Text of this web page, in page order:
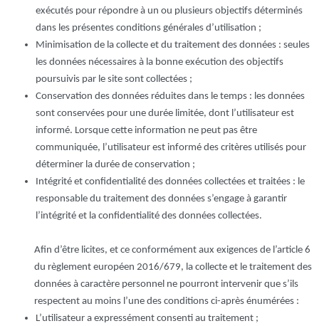
exécutés pour répondre à un ou plusieurs objectifs déterminés
dans les présentes conditions générales d’utilisation ;
Minimisation de la collecte et du traitement des données : seules
les données nécessaires à la bonne exécution des objectifs
poursuivis par le site sont collectées ;
Conservation des données réduites dans le temps : les données
sont conservées pour une durée limitée, dont l’utilisateur est
informé. Lorsque cette information ne peut pas être
communiquée, l’utilisateur est informé des critères utilisés pour
déterminer la durée de conservation ;
Intégrité et confidentialité des données collectées et traitées : le
responsable du traitement des données s’engage à garantir
l’intégrité et la confidentialité des données collectées.
Afin d’être licites, et ce conformément aux exigences de l’article 6
du règlement européen 2016/679, la collecte et le traitement des
données à caractère personnel ne pourront intervenir que s’ils
respectent au moins l’une des conditions ci-après énumérées :
L’utilisateur a expressément consenti au traitement ;